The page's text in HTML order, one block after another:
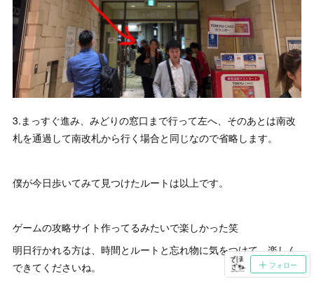
3.まっすぐ進み、みどりの窓口まで行って左へ、そのあとは南改
札を通過して南改札から行く場合と同じなので省略します。
僕が今日歩いてみて見つけたルートは以上です。
ゲームの攻略サイト作ってるみたいで楽しかった笑
明日行かれる方は、時間とルートと忘れ物に気をつけて、楽しん
できてくださいね。
フォロー